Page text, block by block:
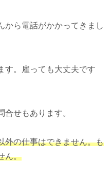
から電話がかかってきまし
す。雇っても大丈夫です
せもあります。
外の仕事はできません。も
ん。